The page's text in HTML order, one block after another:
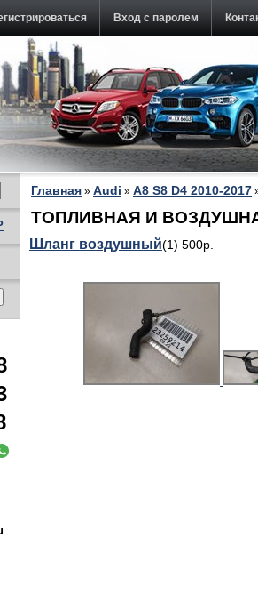
Вход с паролем
Главная » Audi » A8 S8 D4 2010-2017
ТОПЛИВНАЯ И
Шланг воздушный(1) 500р.